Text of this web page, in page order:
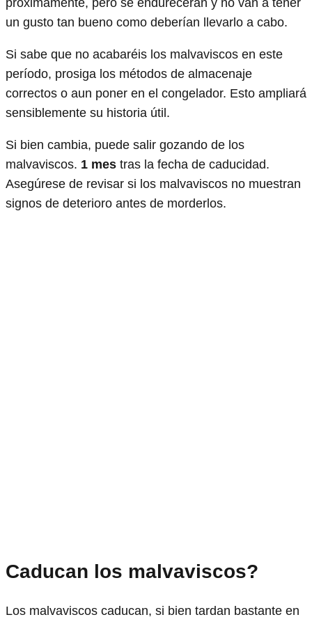
próximamente, pero se endurecerán y no van a tener
un gusto tan bueno como deberían llevarlo a cabo.
Si sabe que no acabaréis los malvaviscos en este
período, prosiga los métodos de almacenaje
correctos o aun poner en el congelador. Esto ampliará
sensiblemente su historia útil.
Si bien cambia, puede salir gozando de los
malvaviscos. 1 mes tras la fecha de caducidad.
Asegúrese de revisar si los malvaviscos no muestran
signos de deterioro antes de morderlos.
Caducan los malvaviscos?
Los malvaviscos caducan, si bien tardan bastante en